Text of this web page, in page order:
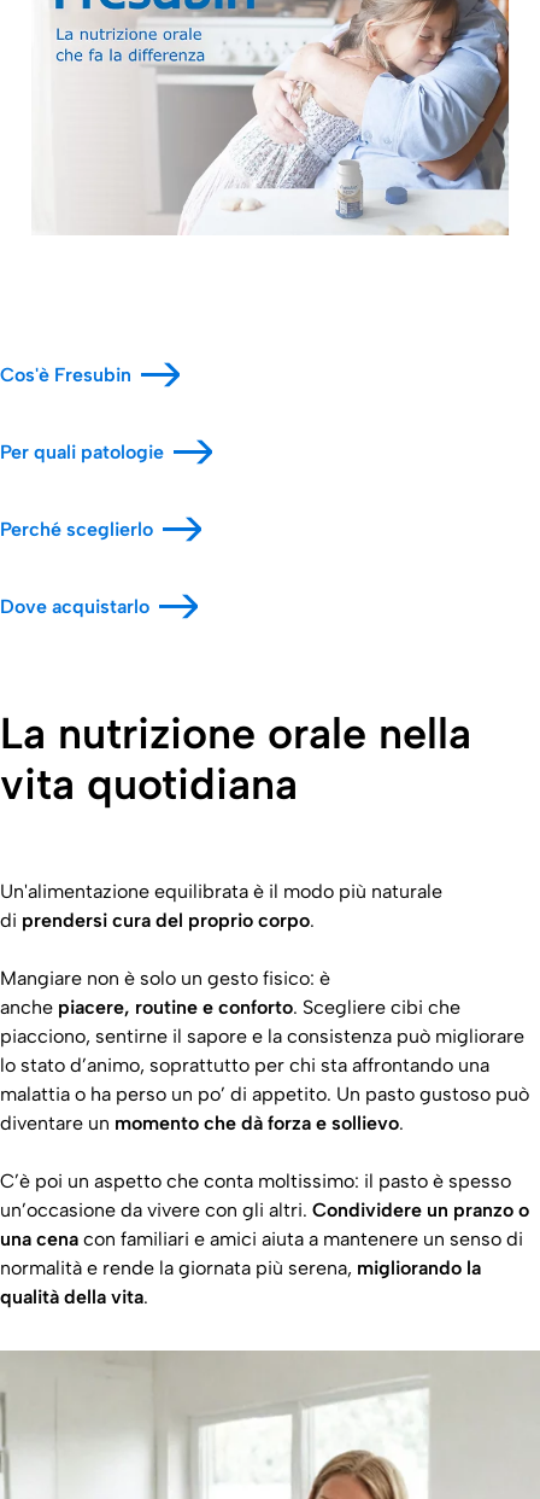
Cos'è Fresubin
Per quali patologie
Perché sceglierlo
Dove acquistarlo
La nutrizione orale nella
vita quotidiana
Un'alimentazione equilibrata è il modo più naturale
di prendersi cura del proprio corpo.
Mangiare non è solo un gesto fisico: è
anche piacere, routine e conforto. Scegliere cibi che
piacciono, sentirne il sapore e la consistenza può migliorare
lo stato d’animo, soprattutto per chi sta affrontando una
malattia o ha perso un po’ di appetito. Un pasto gustoso può
diventare un momento che dà forza e sollievo.
C’è poi un aspetto che conta moltissimo: il pasto è spesso
un’occasione da vivere con gli altri. Condividere un pranzo o
una cena con familiari e amici aiuta a mantenere un senso di
normalità e rende la giornata più serena, migliorando la
qualità della vita.